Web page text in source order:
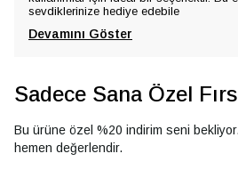
sevdiklerinize hediye edebile
Devamını Göster
Sadece Sana Özel
Bu ürüne özel %20 indirim seni bekliyor.
hemen değerlendir.